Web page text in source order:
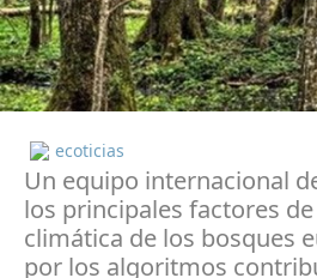
ecoticias
Un equipo internacional
los principales factores
climática de los bosques
por los algoritmos